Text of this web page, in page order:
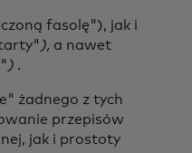
fasolę"), jak i
), a nawet
) .
żadnego z tych
przepisów
jak i prostoty